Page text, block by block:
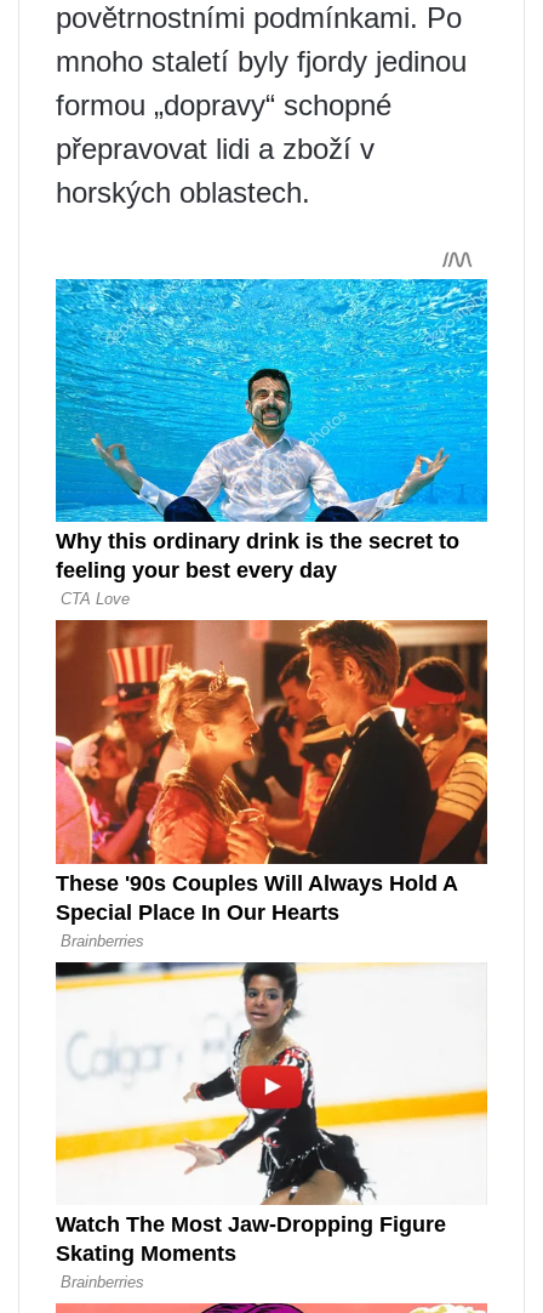
povětrnostními podmínkami. Po
mnoho staletí byly fjordy jedinou
formou „dopravy“ schopné
přepravovat lidi a zboží v
horských oblastech.